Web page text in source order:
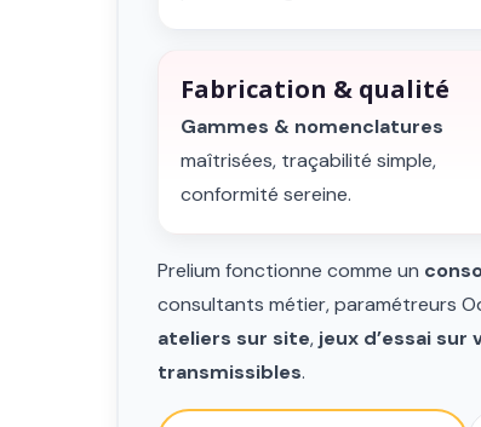
Fabrication & qualité
Gammes & nomenclatures
maîtrisées, traçabilité simple,
conformité sereine.
Prelium fonctionne comme un
consultants métier, paramétreurs
ateliers sur site, jeux d’essai sur
transmissibles.